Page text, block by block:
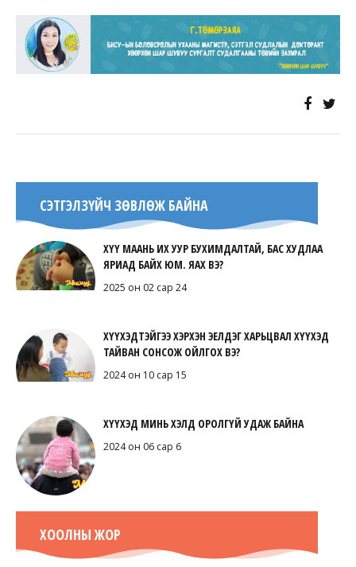
СЭТГЭЛЗҮЙЧ ЗӨВЛӨЖ БАЙНА
ХҮҮ МААНЬ ИХ УУР БУХИМДАЛТАЙ, БАС ХУДЛАА
ЯРИАД БАЙХ ЮМ. ЯАХ ВЭ?
2025 он 02 сар 24
ХҮҮХЭДТЭЙГЭЭ ХЭРХЭН ЭЕЛДЭГ ХАРЬЦВАЛ ХҮҮХЭД
ТАЙВАН СОНСОЖ ОЙЛГОХ ВЭ?
2024 он 10 сар 15
ХҮҮХЭД МИНЬ ХЭЛД ОРОЛГҮЙ УДАЖ БАЙНА
2024 он 06 сар 6
ХООЛНЫ ЖОР